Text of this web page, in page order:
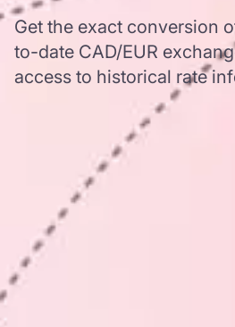
Get the exact conversion
to-date CAD/EUR
access to historical rate